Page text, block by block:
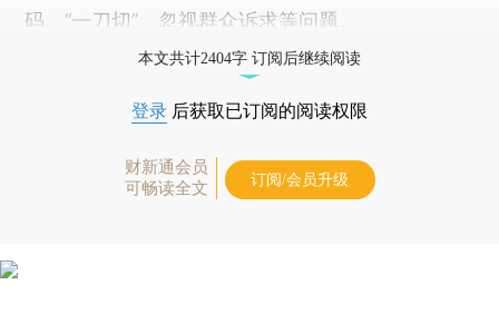
码、“一刀切”、忽视群众诉求等问题。
本文共计2404字 订阅后继续阅读
登录 后获取已订阅的阅读权限
财新通会员
可畅读全文
订阅/会员升级